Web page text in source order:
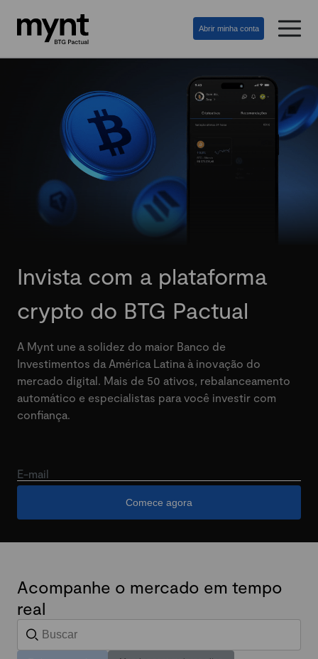
Abrir minha conta
Invista com a plataforma
crypto do BTG Pactual
A Mynt une a solidez do maior Banco de
Investimentos da América Latina à inovação do
mercado digital. Mais de 50 ativos, rebalanceamento
automático e especialistas para você investir com
confiança.
E-mail
Comece agora
Acompanhe o mercado em tempo
real